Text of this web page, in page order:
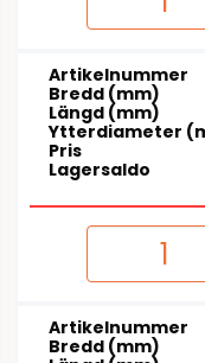
Artikelnummer
Bredd (mm)
Längd (mm)
Ytterdiameter
Pris
Lagersaldo
Artikelnummer
Bredd (mm)